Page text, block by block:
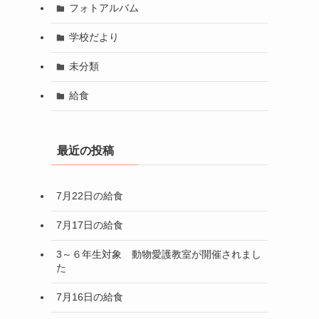
フォトアルバム
学校だより
未分類
給食
最近の投稿
7月22日の給食
7月17日の給食
3～６年生対象 動物愛護教室が開催されまし
た
7月16日の給食